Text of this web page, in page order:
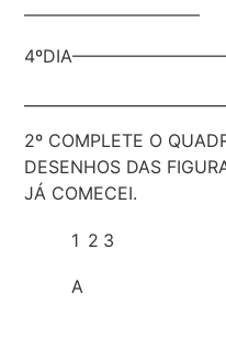
——————————
2º COMPLETE O
DESENHOS DAS
JÁ COMECEI.
1 2 3
A